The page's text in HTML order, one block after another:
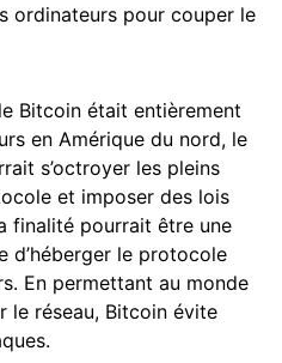
ordinateurs pour couper le
Bitcoin était entièrement
en Amérique du nord, le
s’octroyer les pleins
et imposer des lois
finalité pourrait être une
d’héberger le protocole
En permettant au monde
le réseau, Bitcoin évite